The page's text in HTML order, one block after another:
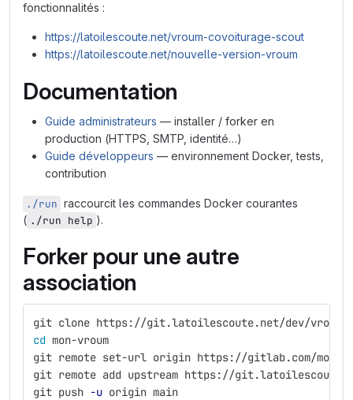
fonctionnalités :
https://latoilescoute.net/vroum-covoiturage-scout
https://latoilescoute.net/nouvelle-version-vroum
Documentation
Guide administrateurs — installer / forker en
production (HTTPS, SMTP, identité…)
Guide développeurs — environnement Docker, tests,
contribution
./run raccourcit les commandes Docker courantes
( ./run help ).
Forker pour une autre
association
git clone https://git.latoilescoute.net/dev/vroum/
cd mon-vroum
git remote set-url origin https://gitlab.com/mon-
git remote add upstream https://
git push -u origin main